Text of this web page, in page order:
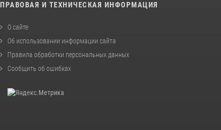
ПРАВОВАЯ И ТЕХНИЧЕСКАЯ ИНФОРМАЦИЯ
О сайте
Об использовании информации сайта
Правила обработки персональных данных
Сообщить об ошибках